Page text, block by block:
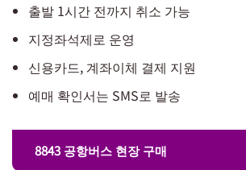
출발 1시간 전까지 취소 가능
지정좌석제로 운영
신용카드, 계좌이체 결제 지원
예매 확인서는 SMS로 발송
8843 공항버스 현장 구매